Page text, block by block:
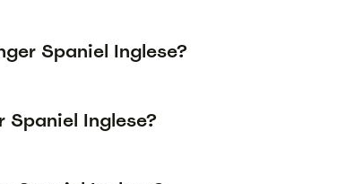
Spaniel Inglese?
Spaniel Inglese?